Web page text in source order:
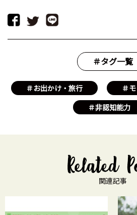
＃タグ一覧
＃お出かけ・旅行
＃
＃非認知能力
関連記事